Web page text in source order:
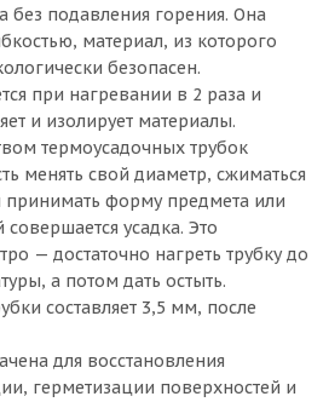
без подавления горения. Она
материал, из которого
безопасен.
при нагревании в 2 раза и
и изолирует материалы.
термоусадочных трубок
менять свой диаметр, сжиматься
принимать форму предмета или
усадка. Это
— достаточно нагреть трубку до
а потом дать остыть.
составляет 3,5 мм, после
для восстановления
герметизации поверхностей и